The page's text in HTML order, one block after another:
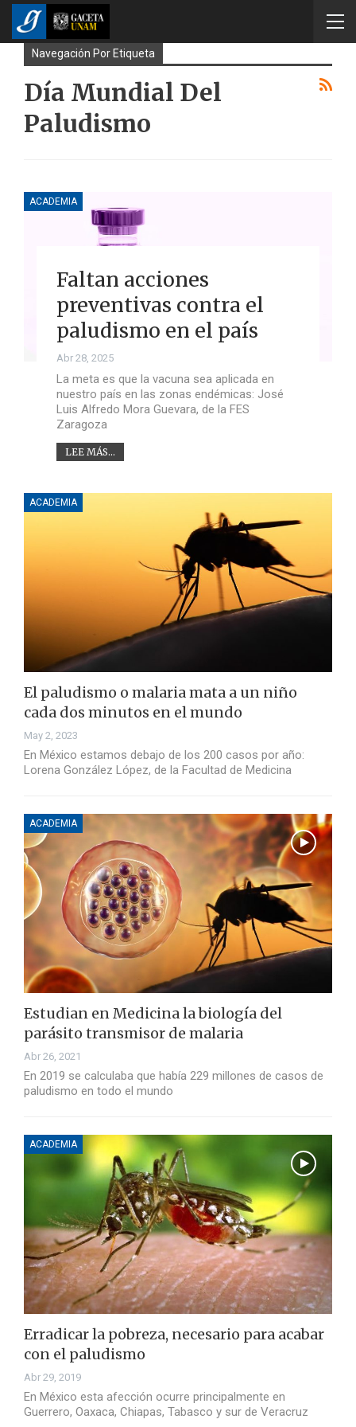
Navegación Por Etiqueta
Día Mundial Del
Paludismo
ACADEMIA
Faltan acciones
preventivas contra el
paludismo en el país
Abr 28, 2025
La meta es que la vacuna sea aplicada en
nuestro país en las zonas endémicas: José
Luis Alfredo Mora Guevara, de la FES
Zaragoza
LEE MÁS...
ACADEMIA
El paludismo o malaria mata a un niño
cada dos minutos en el mundo
May 2, 2023
En México estamos debajo de los 200 casos por año:
Lorena González López, de la Facultad de Medicina
ACADEMIA
Estudian en Medicina la biología del
parásito transmisor de malaria
Abr 26, 2021
En 2019 se calculaba que había 229 millones de casos de
paludismo en todo el mundo
ACADEMIA
Erradicar la pobreza, necesario para acabar
con el paludismo
Abr 29, 2019
En México esta afección ocurre principalmente en
Guerrero, Oaxaca, Chiapas, Tabasco y sur de Veracruz